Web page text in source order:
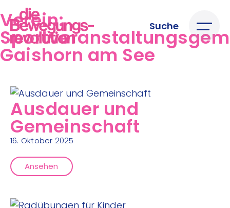
Suche
Verein:
Gaishorn am See
Ausdauer und
Gemeinschaft
16. Oktober 2025
Ansehen